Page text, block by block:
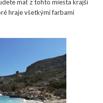
mať z tohto miesta krajší
hraje všetkými farbami